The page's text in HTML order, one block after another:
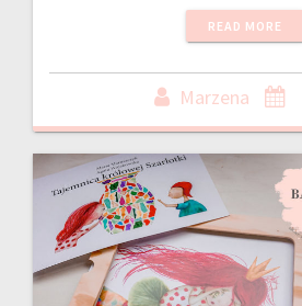
READ MORE
Marzena